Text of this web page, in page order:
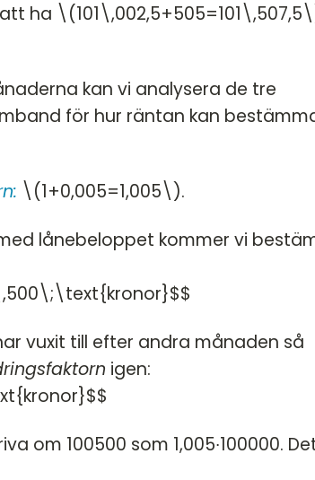
ha
kan vi analysera de tre
för hur räntan kan
\(1+0,005=1,005\).
lånebeloppet kommer vi
vuxit till efter andra månaden så
igen:
om 100500 som 1,005∙100000.